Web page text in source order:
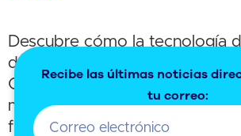
Descubre cómo la tecnología
de Frikko revoluciona el
Controla tu clima desde el
más limpio y personaliza tu
funciones inteligentes y
Recibe las últimas noticias
tu correo: